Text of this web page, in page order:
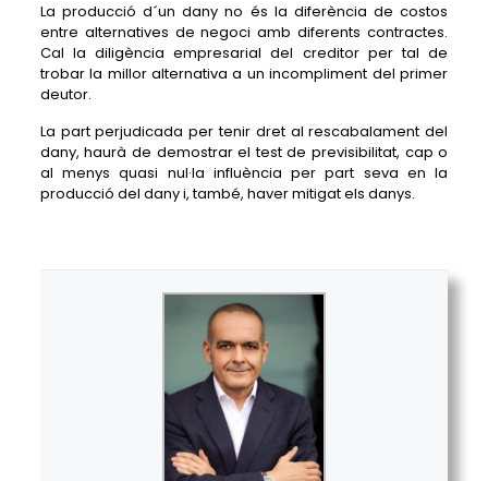
La producció d´un dany no és la diferència de costos
entre alternatives de negoci amb diferents contractes.
Cal la diligència empresarial del creditor per tal de
trobar la millor alternativa a un incompliment del primer
deutor.
La part perjudicada per tenir dret al rescabalament del
dany, haurà de demostrar el test de previsibilitat, cap o
al menys quasi nul·la influència per part seva en la
producció del dany i, també, haver mitigat els danys.